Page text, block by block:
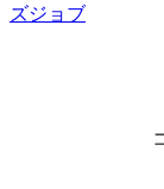
ズジョブ